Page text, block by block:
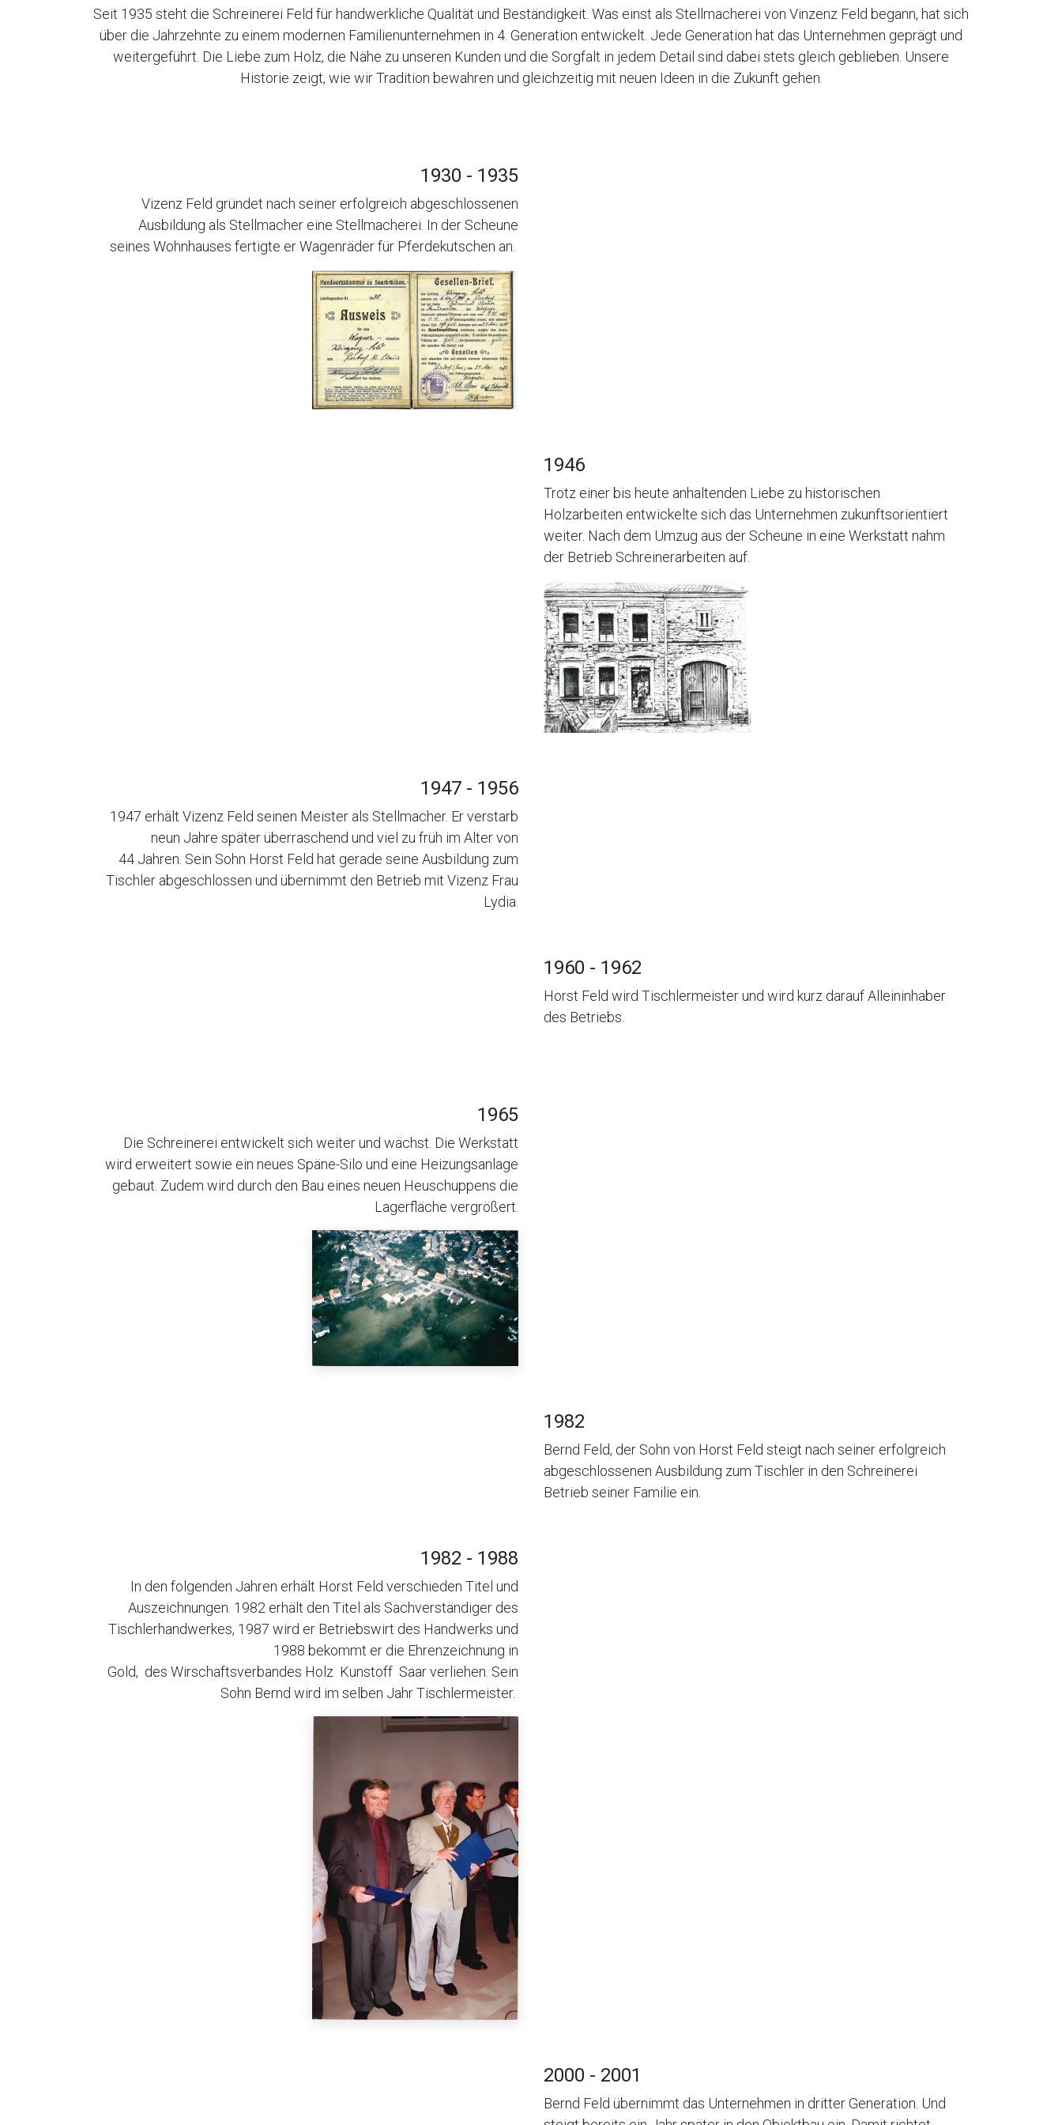
Seit 1935 steht die Schreinerei Feld für handwerkliche Qualität und Beständigkeit. Was einst als Stellmacherei von Vinzenz Feld begann, hat sich
über die Jahrzehnte zu einem modernen Familienunternehmen in 4. Generation entwickelt. Jede Generation hat das Unternehmen geprägt und
weitergeführt. Die Liebe zum Holz, die Nähe zu unseren Kunden und die Sorgfalt in jedem Detail sind dabei stets gleich geblieben. Unsere
Historie zeigt, wie wir Tradition bewahren und gleichzeitig mit neuen Ideen in die Zukunft gehen.
1930 - 1935
Vizenz Feld gründet nach seiner erfolgreich abgeschlossenen
Ausbildung als Stellmacher eine Stellmacherei. In der Scheune
seines Wohnhauses fertigte er Wagenräder für Pferdekutschen an.
1946
Trotz einer bis heute anhaltenden Liebe zu historischen
Holzarbeiten entwickelte sich das Unternehmen zukunftsorientiert
weiter. Nach dem Umzug aus der Scheune in eine Werkstatt nahm
der Betrieb Schreinerarbeiten auf.
1947 - 1956
1947 erhält Vizenz Feld seinen Meister als Stellmacher. Er verstarb
neun Jahre später überraschend und viel zu früh im Alter von
44 Jahren. Sein Sohn Horst Feld hat gerade seine Ausbildung zum
Tischler abgeschlossen und übernimmt den Betrieb mit Vizenz Frau
Lydia.
1960 - 1962
Horst Feld wird Tischlermeister und wird kurz darauf Alleininhaber
des Betriebs.
1965
Die Schreinerei entwickelt sich weiter und wächst. Die Werkstatt
wird erweitert sowie ein neues Späne-Silo und eine Heizungsanlage
gebaut. Zudem wird durch den Bau eines neuen Heuschuppens die
Lagerfläche vergrößert.
1982
Bernd Feld, der Sohn von Horst Feld steigt nach seiner erfolgreich
abgeschlossenen Ausbildung zum Tischler in den Schreinerei
Betrieb seiner Familie ein.
1982 - 1988
In den folgenden Jahren erhält Horst Feld verschieden Titel und
Auszeichnungen. 1982 erhält den Titel als Sachverständiger des
Tischlerhandwerkes, 1987 wird er Betriebswirt des Handwerks und
1988 bekommt er die Ehrenzeichnung in
Gold, des Wirschaftsverbandes Holz Kunstoff Saar verliehen. Sein
Sohn Bernd wird im selben Jahr Tischlermeister.
2000 - 2001
Bernd Feld übernimmt das Unternehmen in dritter Generation. Und